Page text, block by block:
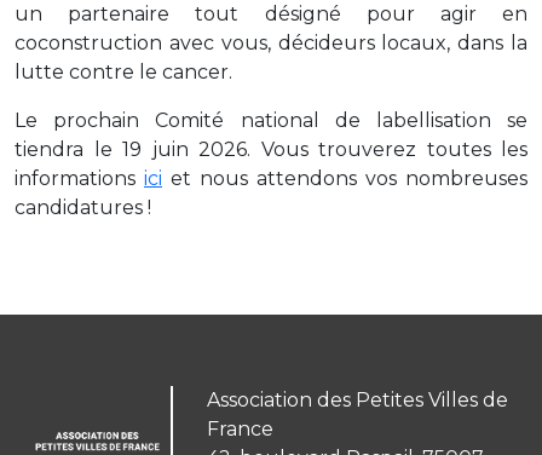
un partenaire tout désigné pour agir en
coconstruction avec vous, décideurs locaux, dans la
lutte contre le cancer.
Le prochain Comité national de labellisation se
tiendra le 19 juin 2026. Vous trouverez toutes les
informations ici et nous attendons vos nombreuses
candidatures !
Association des Petites Villes de
France